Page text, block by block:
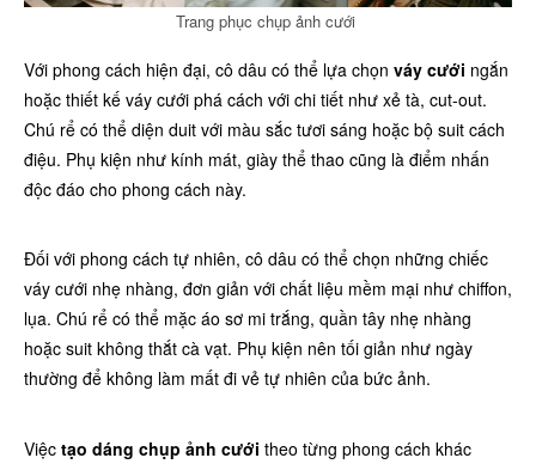
Trang phục chụp ảnh cưới
Với phong cách hiện đại, cô dâu có thể lựa chọn váy cưới ngắn
hoặc thiết kế váy cưới phá cách với chi tiết như xẻ tà, cut-out.
Chú rể có thể diện duit với màu sắc tươi sáng hoặc bộ suit cách
điệu. Phụ kiện như kính mát, giày thể thao cũng là điểm nhấn
độc đáo cho phong cách này.
Đối với phong cách tự nhiên, cô dâu có thể chọn những chiếc
váy cưới nhẹ nhàng, đơn giản với chất liệu mềm mại như chiffon,
lụa. Chú rể có thể mặc áo sơ mi trắng, quần tây nhẹ nhàng
hoặc suit không thắt cà vạt. Phụ kiện nên tối giản như ngày
thường để không làm mất đi vẻ tự nhiên của bức ảnh.
Việc tạo dáng chụp ảnh cưới theo từng phong cách khác